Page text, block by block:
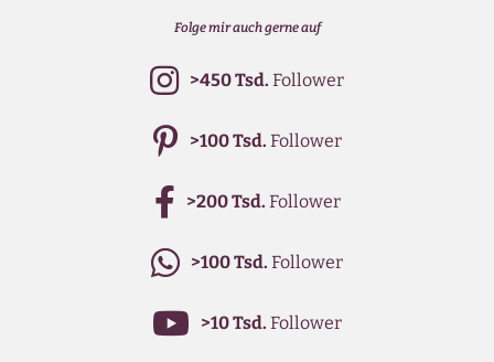
Folge mir auch gerne auf
>450 Tsd. Follower
>100 Tsd. Follower
>200 Tsd. Follower
>100 Tsd. Follower
>10 Tsd. Follower